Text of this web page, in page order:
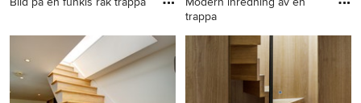
trappa
Modern inredning av en